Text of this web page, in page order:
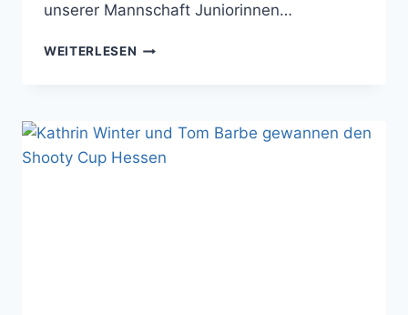
unserer Mannschaft Juniorinnen…
WEITERLESEN MEDAILLENREGEN
TEAM
WETTERAU